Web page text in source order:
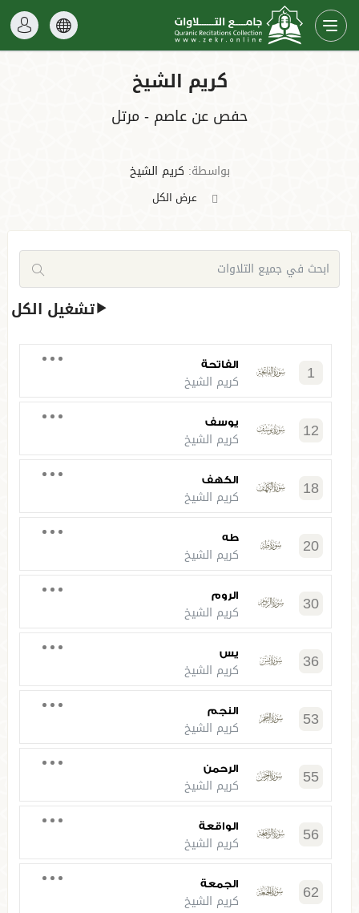
كريم الشيخ
حفص عن عاصم - مرتل
بواسطة: كريم الشيخ
عرض الكل
تشغيل الكل
1 الفاتحة
كريم الشيخ
12 يوسف
كريم الشيخ
18 الكهف
كريم الشيخ
20 طه
كريم الشيخ
30 الروم
كريم الشيخ
36 يس
كريم الشيخ
53 النجم
كريم الشيخ
55 الرحمن
كريم الشيخ
56 الواقعة
كريم الشيخ
62 الجمعة
كريم الشيخ